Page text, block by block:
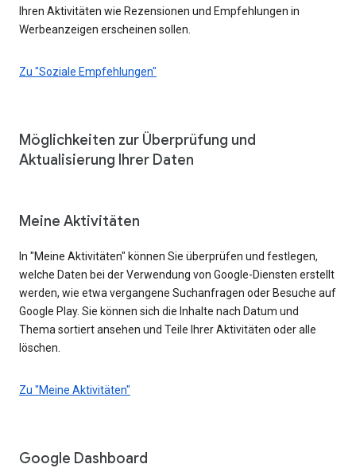
Ihren Aktivitäten wie Rezensionen und Empfehlungen in
Werbeanzeigen erscheinen sollen.
Zu "Soziale Empfehlungen"
Möglichkeiten zur Überprüfung und
Aktualisierung Ihrer Daten
Meine Aktivitäten
In "Meine Aktivitäten" können Sie überprüfen und festlegen,
welche Daten bei der Verwendung von Google-Diensten erstellt
werden, wie etwa vergangene Suchanfragen oder Besuche auf
Google Play. Sie können sich die Inhalte nach Datum und
Thema sortiert ansehen und Teile Ihrer Aktivitäten oder alle
löschen.
Zu "Meine Aktivitäten"
Google Dashboard